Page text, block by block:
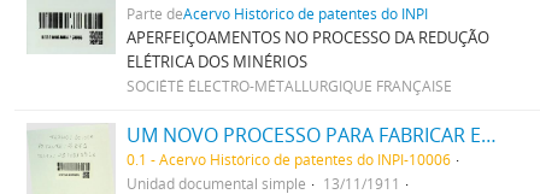
Parte deAcervo Histórico de patentes do INPI
APERFEIÇOAMENTOS NO PROCESSO DA REDUÇÃO
ELÉTRICA DOS MINÉRIOS
SOCIÉTÉ ÉLECTRO-MÉTALLURGIQUE FRANÇAISE
UM NOVO PROCESSO PARA FABRICAR EM FORNOS ELECTRICOS, POR MEIO DE ELETRICIDADE, COMO FONTE DE CALOR, MATERIAL DE CONSTRUÇÃO E DA INDUSTRIA CERAMICA E ARTEFACTOS DE VIDRO,
0.1 - Acervo Histórico de patentes do INPI-10006
Unidad documental simple
13/11/1911